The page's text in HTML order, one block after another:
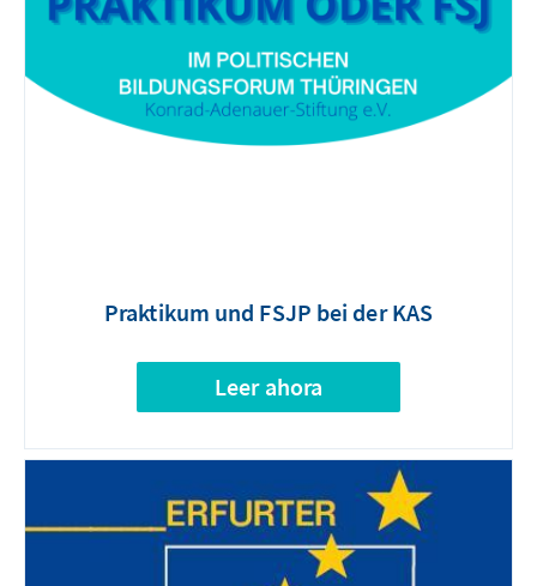
Praktikum und FSJP bei der KAS
Leer ahora